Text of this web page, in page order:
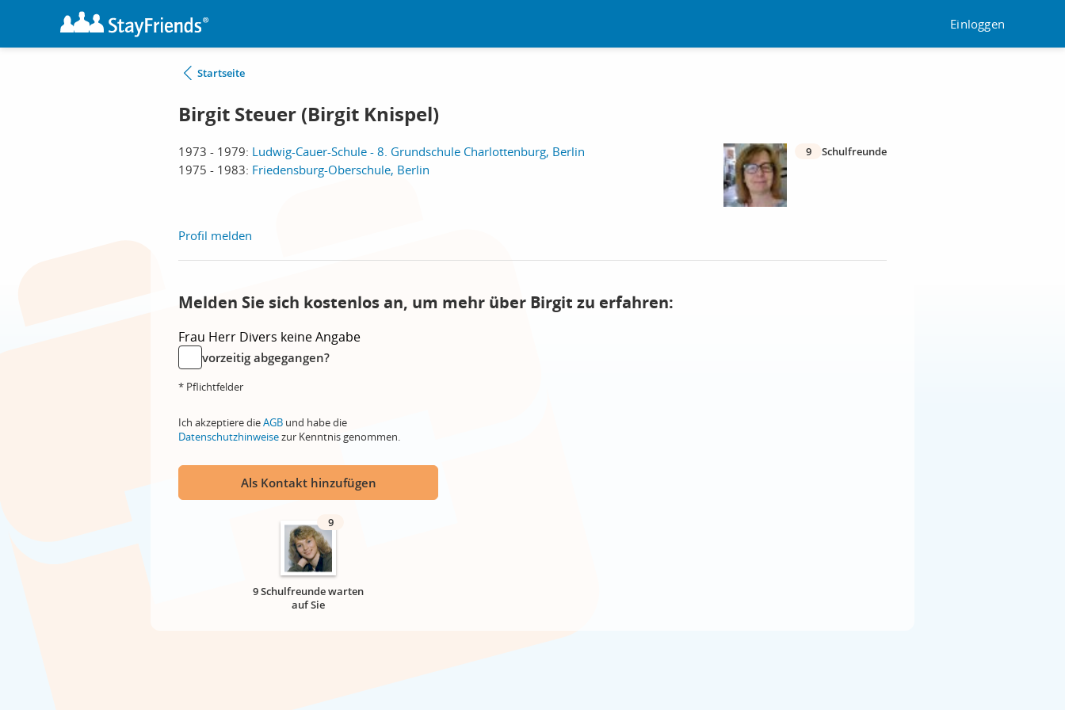
Einloggen
Startseite
Birgit Steuer (Birgit Knispel)
1973 - 1979: Ludwig-Cauer-Schule - 8. Grundschule Charlottenburg, Berlin
1975 - 1983: Friedensburg-Oberschule, Berlin
9 Schulfreunde
Profil melden
Melden Sie sich kostenlos an, um mehr über Birgit zu erfahren:
Frau Herr Divers keine Angabe
vorzeitig abgegangen?
* Pflichtfelder
Ich akzeptiere dieAGB und habe die
Datenschutzhinweisezur Kenntnis genommen.
Als Kontakt hinzufügen
9
9 Schulfreunde warten
auf Sie